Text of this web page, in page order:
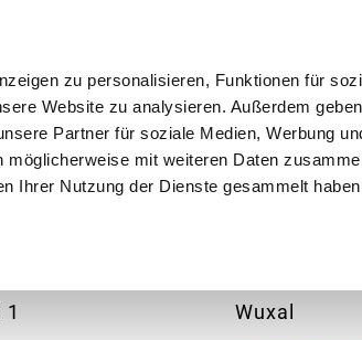
zu personalisieren, Funktionen für
Website zu analysieren. Außerdem
Partner für soziale Medien, Werbung
mit weiteren Daten
Ihrer Nutzung der Dienste gesammelt
Aktuelles Ratgeber
Wuxal